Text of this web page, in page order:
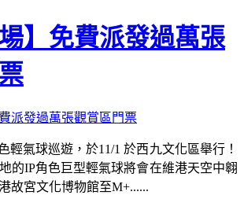
場】免費派發過萬張
輕氣球巡遊，於11/1 於西九文化區舉行！
的IP角色巨型輕氣球將會在維港天空中翱
故宮文化博物館至M+......